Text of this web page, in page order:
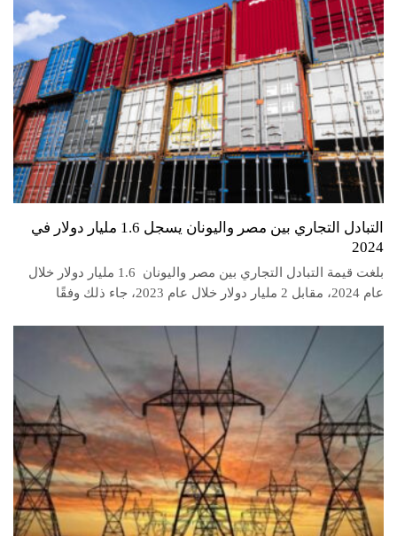
التبادل التجاري بين مصر واليونان يسجل 1.6 مليار دولار في
2024
بلغت قيمة التبادل التجاري بين مصر واليونان 1.6 مليار دولار خلال
عام 2024، مقابل 2 مليار دولار خلال عام 2023، جاء ذلك وفقًا